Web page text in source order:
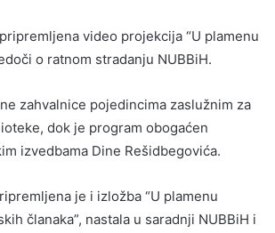
video projekcija “U plamenu
o ratnom stradanju NUBBiH.
zahvalnice pojedincima zaslužnim za
dok je program obogaćen
izvedbama Dine Rešidbegovića.
je i izložba “U plamenu
članaka”, nastala u saradnji NUBBiH i